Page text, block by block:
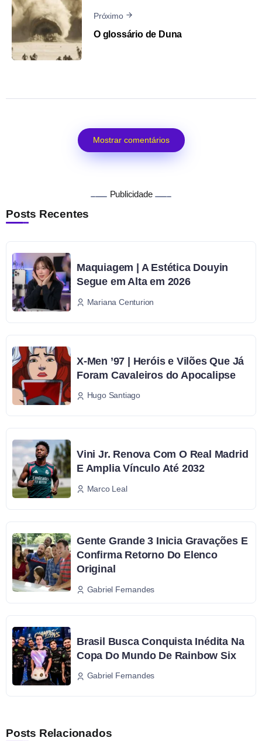
Próximo
O glossário de Duna
Mostrar comentários
Publicidade
Posts Recentes
Maquiagem | A Estética Douyin
Segue em Alta em 2026
Mariana Centurion
X-Men ’97 | Heróis e Vilões Que Já
Foram Cavaleiros do Apocalipse
Hugo Santiago
Vini Jr. Renova Com O Real Madrid
E Amplia Vínculo Até 2032
Marco Leal
Gente Grande 3 Inicia Gravações E
Confirma Retorno Do Elenco
Original
Gabriel Fernandes
Brasil Busca Conquista Inédita Na
Copa Do Mundo De Rainbow Six
Gabriel Fernandes
Posts Relacionados